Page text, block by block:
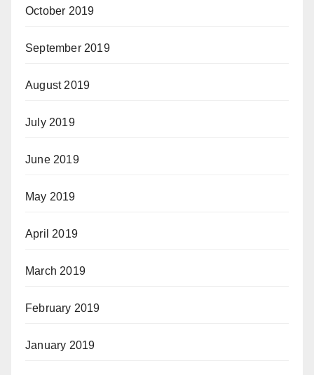
October 2019
September 2019
August 2019
July 2019
June 2019
May 2019
April 2019
March 2019
February 2019
January 2019